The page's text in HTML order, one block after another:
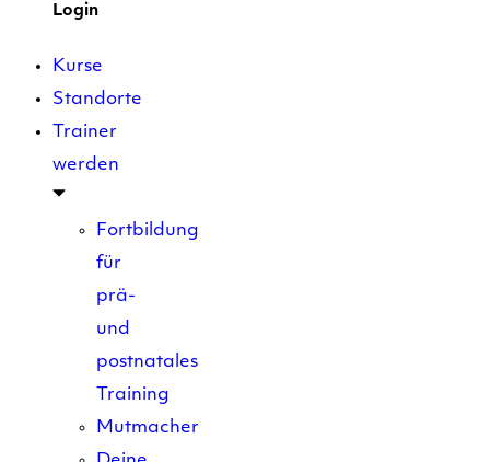
Login
Kurse
Standorte
Trainer
werden
Fortbildung
für
prä-
und
postnatales
Training
Mutmacher